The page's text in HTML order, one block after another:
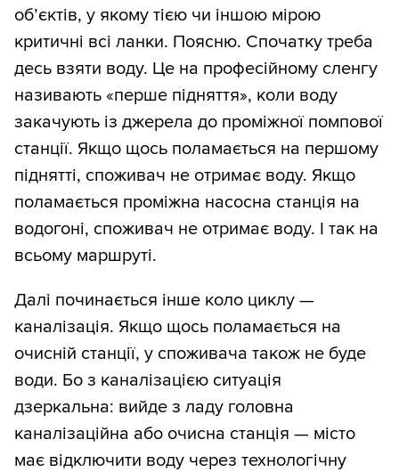
об’єктів, у якому тією чи іншою мірою
критичні всі ланки. Поясню. Спочатку треба
десь взяти воду. Це на професійному сленгу
називають «перше підняття», коли воду
закачують із джерела до проміжної помпової
станції. Якщо щось поламається на першому
піднятті, споживач не отримає воду. Якщо
поламається проміжна насосна станція на
водогоні, споживач не отримає воду. І так на
всьому маршруті.
Далі починається інше коло циклу —
каналізація. Якщо щось поламається на
очисній станції, у споживача також не буде
води. Бо з каналізацією ситуація
дзеркальна: вийде з ладу головна
каналізаційна або очисна станція — місто
має відключити воду через технологічну